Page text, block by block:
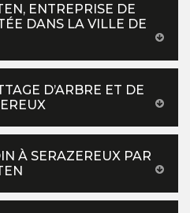
ENTREPRISE DE
DANS LA VILLE DE
D’ARBRE ET DE
À SERAZEREUX PAR